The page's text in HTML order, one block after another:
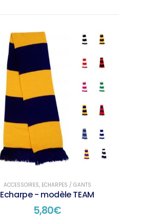
ACCESSOIRES, ECHARPES / GANTS
Echarpe - modèle TEAM
5,80€